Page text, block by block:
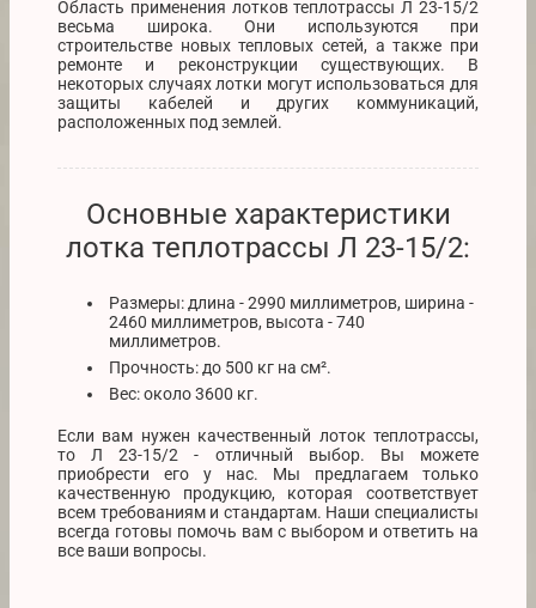
Область применения лотков теплотрассы Л 23-15/2
весьма широка. Они используются при
строительстве новых тепловых сетей, а также при
ремонте и реконструкции существующих. В
некоторых случаях лотки могут использоваться для
защиты кабелей и других коммуникаций,
расположенных под землей.
Основные характеристики
лотка теплотрассы Л 23-15/2:
Размеры: длина - 2990 миллиметров, ширина -
2460 миллиметров, высота - 740
миллиметров.
Прочность: до 500 кг на см².
Вес: около 3600 кг.
Если вам нужен качественный лоток теплотрассы,
то Л 23-15/2 - отличный выбор. Вы можете
приобрести его у нас. Мы предлагаем только
качественную продукцию, которая соответствует
всем требованиям и стандартам. Наши специалисты
всегда готовы помочь вам с выбором и ответить на
все ваши вопросы.